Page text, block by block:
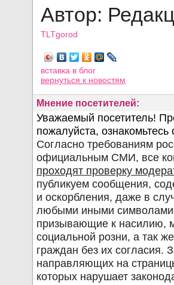
Автор:
TLTgorod
вставка в блог
вернуться к новостям
Мнение посетителей: